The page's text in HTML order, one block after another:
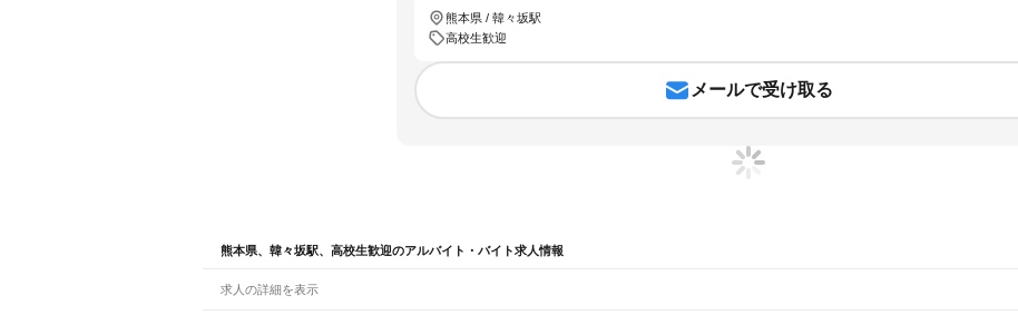
熊本県 / 韓々坂駅
高校生歓迎
メールで受け取る
熊本県、韓々坂駅、高校生歓迎のアルバイト・バイト求人情報
求人の詳細を表示